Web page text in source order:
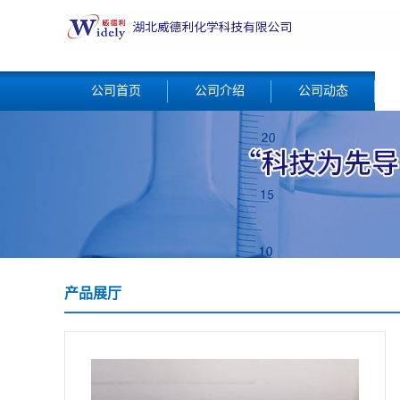
公司首页 公司介绍 公司动态
产品展厅